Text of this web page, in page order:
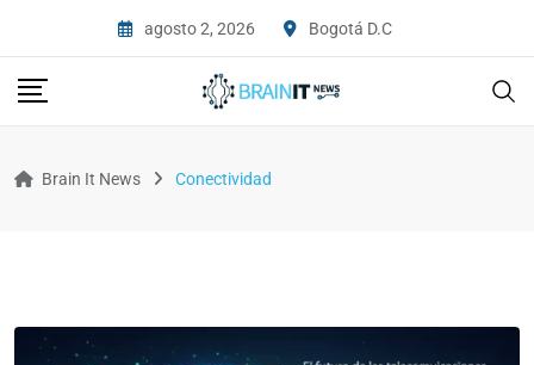
agosto 2, 2026 Bogotá D.C
Brain It News Conectividad